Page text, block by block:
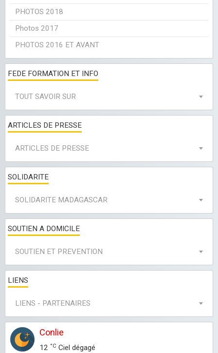
PHOTOS 2018
Photos 2017
PHOTOS 2016 ET AVANT
FEDE FORMATION ET INFO
TOUT SAVOIR SUR
ARTICLES DE PRESSE
ARTICLES DE PRESSE
SOLIDARITE
SOLIDARITE MADAGASCAR
SOUTIEN A DOMICILE
SOUTIEN ET PREVENTION
LIENS
LIENS - PARTENAIRES
Conlie
12 °C Ciel dégagé